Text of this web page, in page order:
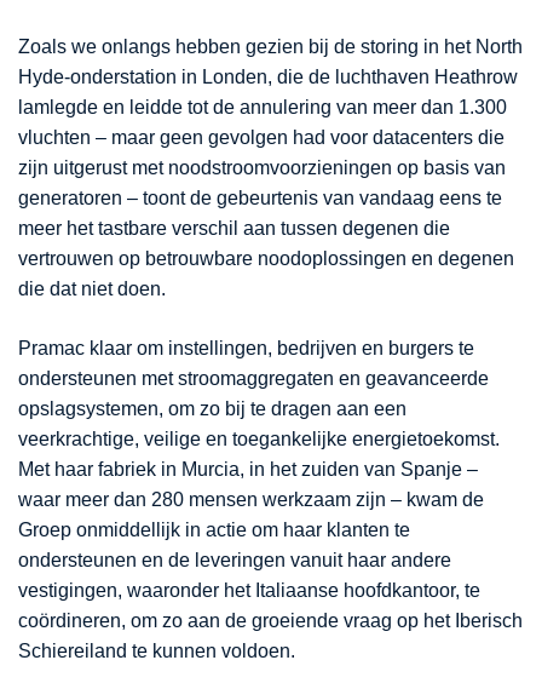
Zoals we onlangs hebben gezien bij de storing in het North
Hyde-onderstation in Londen, die de luchthaven Heathrow
lamlegde en leidde tot de annulering van meer dan 1.300
vluchten – maar geen gevolgen had voor datacenters die
zijn uitgerust met noodstroomvoorzieningen op basis van
generatoren – toont de gebeurtenis van vandaag eens te
meer het tastbare verschil aan tussen degenen die
vertrouwen op betrouwbare noodoplossingen en degenen
die dat niet doen.
Pramac klaar om instellingen, bedrijven en burgers te
ondersteunen met stroomaggregaten en geavanceerde
opslagsystemen, om zo bij te dragen aan een
veerkrachtige, veilige en toegankelijke energietoekomst.
Met haar fabriek in Murcia, in het zuiden van Spanje –
waar meer dan 280 mensen werkzaam zijn – kwam de
Groep onmiddellijk in actie om haar klanten te
ondersteunen en de leveringen vanuit haar andere
vestigingen, waaronder het Italiaanse hoofdkantoor, te
coördineren, om zo aan de groeiende vraag op het Iberisch
Schiereiland te kunnen voldoen.